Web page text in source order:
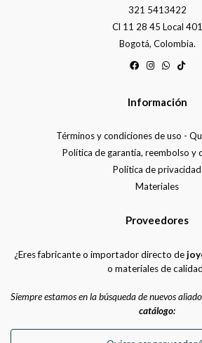
321 5413422
Cl 11 28 45 Local 401
Bogotá, Colombia.
Información
Términos y condiciones de uso -
Política de garantía, reembolso y
Política de privacidad
Materiales
Proveedores
¿Eres fabricante o importador directo de
o materiales de
Siempre estamos en la búsqueda de nuevos
catálogo: